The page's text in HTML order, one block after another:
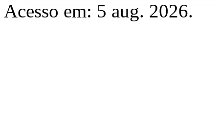
Acesso em: 5 aug. 2026.